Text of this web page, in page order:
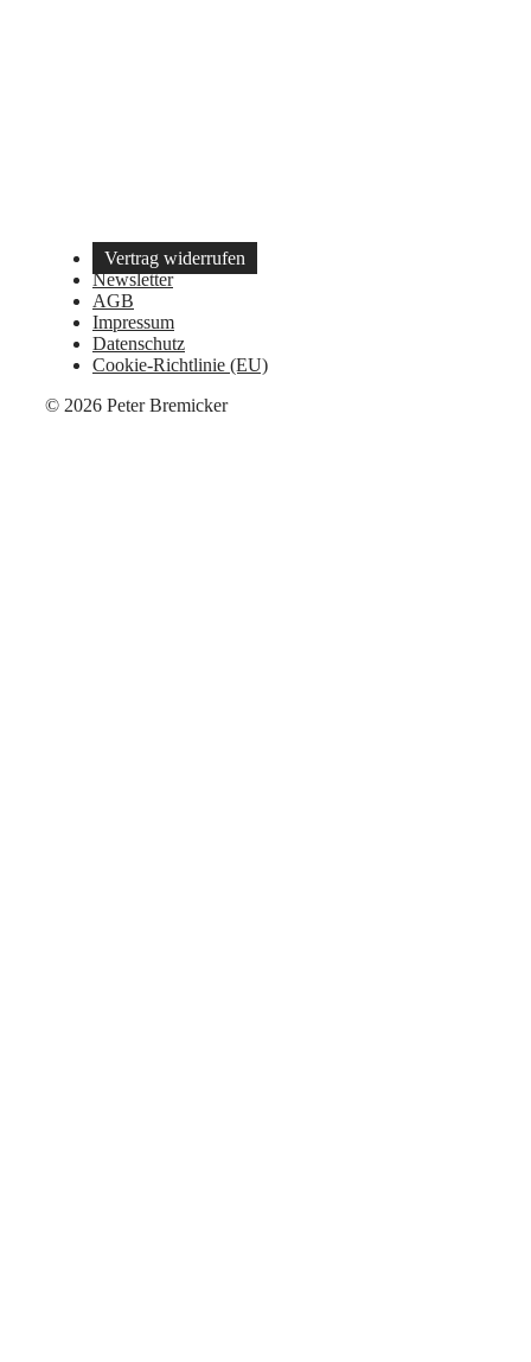
Vertrag widerrufen
Newsletter
AGB
Impressum
Datenschutz
Cookie-Richtlinie (EU)
© 2026 Peter Bremicker